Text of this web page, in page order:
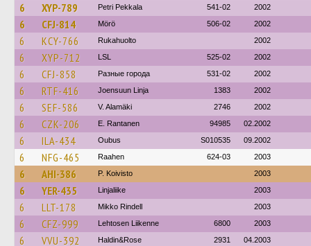
6 XYP-789 Petri Pekkala 541-02 2002
6 CFJ-814 Mörö 506-02 2002
6 KCY-766 Rukahuolto 2002
6 XYP-712 LSL 525-02 2002
6 CFJ-858 Разные города 531-02 2002
6 RTF-416 Joensuun Linja 1383 2002
6 SEF-586 V. Alamäki 2746 2002
6 CZK-206 E. Rantanen 94985 02.2002
6 ILA-434 Oubus S010535 09.2002
6 NFG-465 Raahen 624-03 2003
6 AHI-386 P. Koivisto 2003
6 YER-435 Linjaliike 2003
6 LLT-178 Mikko Rindell 2003
6 CFZ-999 Lehtosen Liikenne 6800 2003
6 VVU-392 Haldin&Rose 2931 04.2003